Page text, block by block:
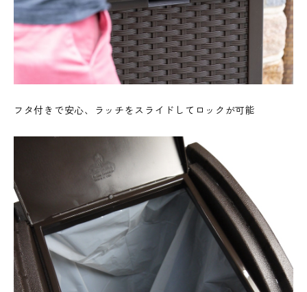
フタ付きで安心、ラッチをスライドしてロックが可能